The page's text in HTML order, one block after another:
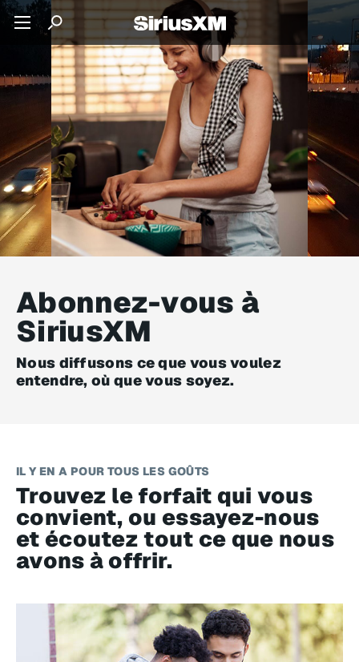
Abonnez-vous à
SiriusXM
Nous diffusons ce que vous voulez
entendre, où que vous soyez.
IL Y EN A POUR TOUS LES GOÛTS
Trouvez le forfait qui vous
convient, ou essayez-nous
et écoutez tout ce que nous
avons à offrir.